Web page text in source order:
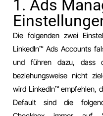
1. Ads
Die folgenden zwei
LinkedIn™️ Ads Accounts
und führen dazu, dass
beziehungsweise nicht
wird LinkedIn™️ empfehlen,
Default sind die